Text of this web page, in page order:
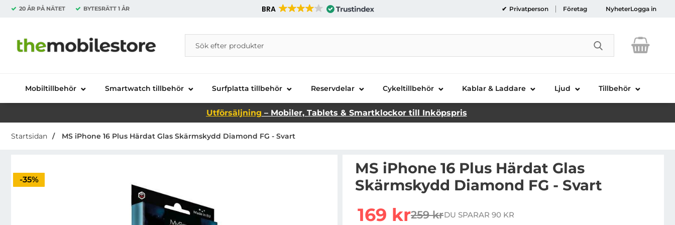
20 ÅR PÅ NÄTET BYTESRÄTT 1 ÅR BRA Privatperson Företag NyheterLogga in
Startsidan för Danira Telecom AB
Sök
Sök på Danira Telecom AB
Genomför
Mobiltillbehör Smartwatch tillbehör Surfplatta tillbehör Reservdelar Cykeltillbehör Kablar & Laddare Ljud Tillbehör
Utförsäljning – Mobiler, Tablets & Smartklockor till Inköpspris
Startsidan MS iPhone 16 Plus Härdat Glas Skärmskydd Diamond FG - Svart
Priset är nedsatt med
-35%
MS iPhone 16 Plus Härdat Glas
Skärmskydd Diamond FG - Svart
rea pris
169 krtidigare pris
259 krDU SPARAR 90 KR